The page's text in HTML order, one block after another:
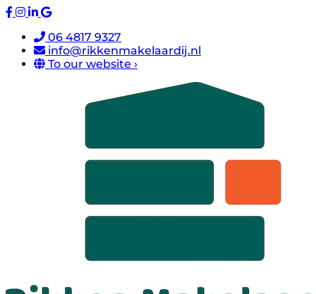
06 4817 9327
info@rikkenmakelaardij.nl
To our website ›